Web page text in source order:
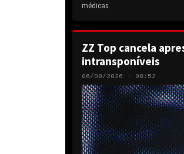
médicas.
ZZ Top cancela
intransponíveis
06/08/2026 · 08:52